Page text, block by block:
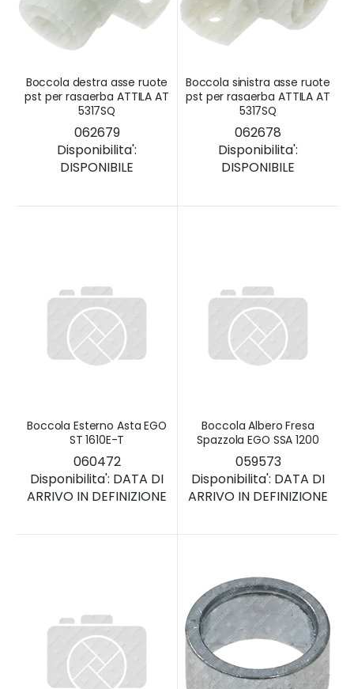
Boccola destra asse ruote
pst per rasaerba ATTILA AT
5317SQ
062679
Disponibilita':
DISPONIBILE
Boccola sinistra asse ruote
pst per rasaerba ATTILA AT
5317SQ
062678
Disponibilita':
DISPONIBILE
Boccola Esterno Asta EGO
ST 1610E-T
060472
Disponibilita': DATA DI
ARRIVO IN DEFINIZIONE
Boccola Albero Fresa
Spazzola EGO SSA 1200
059573
Disponibilita': DATA DI
ARRIVO IN DEFINIZIONE